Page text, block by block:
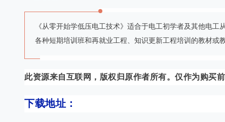
《从零开始学低压电工技术》适合于电工初学者及其他电
各种短期培训班和再就业工程、知识更新工程培训的教材或
此资源来自互联网，版权归原作者所有。仅作为购买
下载地址：